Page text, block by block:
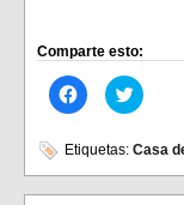
Comparte esto:
Haz
clic
en
Facebook
(Se
abre
Haz
clic
en
(Se
abre
Etiquetas: Casa